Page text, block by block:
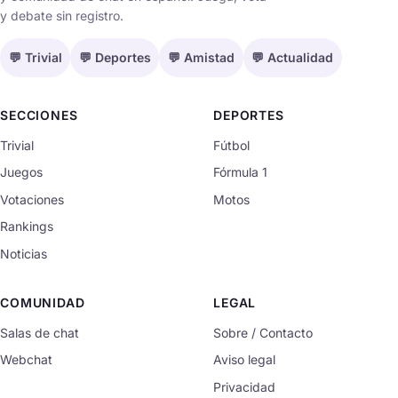
y debate sin registro.
💬 Trivial 💬 Deportes 💬 Amistad 💬 Actualidad
SECCIONES
Trivial
Juegos
Votaciones
Rankings
Noticias
DEPORTES
Fútbol
Fórmula 1
Motos
COMUNIDAD
Salas de chat
Webchat
LEGAL
Sobre / Contacto
Aviso legal
Privacidad